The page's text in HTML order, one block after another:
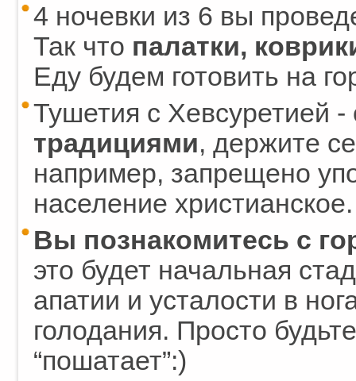
4 ночевки из 6 вы
Так что палатки,
Еду будем готовить на
Тушетия с Хевсуретией
традициями, держите
например, запрещено
население
Вы познакомитесь с
это будет начальная
апатии и усталости в
голодания. Просто
“пошатает”:)